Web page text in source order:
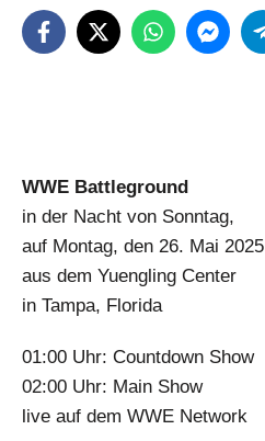
WWE Battleground
in der Nacht von Sonntag,
auf Montag, den 26. Mai 2025
aus dem Yuengling Center
in Tampa, Florida
01:00 Uhr: Countdown Show
02:00 Uhr: Main Show
live auf dem WWE Network